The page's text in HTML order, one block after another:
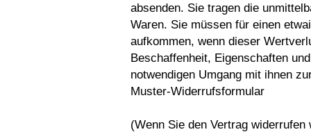
absenden. Sie tragen die
Waren. Sie müssen für einen
aufkommen, wenn dieser
Beschaffenheit, Eigenschaften
notwendigen Umgang mit ihnen
Muster-Widerrufsformular
(Wenn Sie den Vertrag